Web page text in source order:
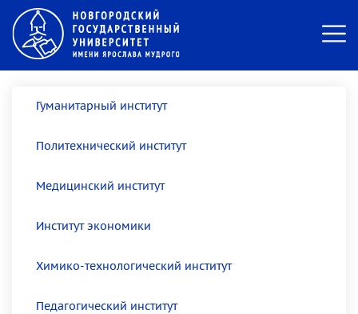
Гуманитарный институт
Политехнический институт
Медицинский институт
Институт экономики
Химико-технологический институт
Педагогический институт